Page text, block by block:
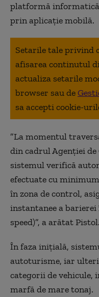
platformă
prin aplicaţie mobilă.
Setarile tale privind
afisarea continutul
actualiza setarile
browser sau de
sa accepti cookie-
”La momentul
din cadrul Agenţiei
sistemul verifică
efectuate cu
în zona de control,
instantanee a
speed)”, a arătat Pistol.
În faza iniţială,
autoturisme, iar
categorii de vehicule,
marfă de mare tonaj.